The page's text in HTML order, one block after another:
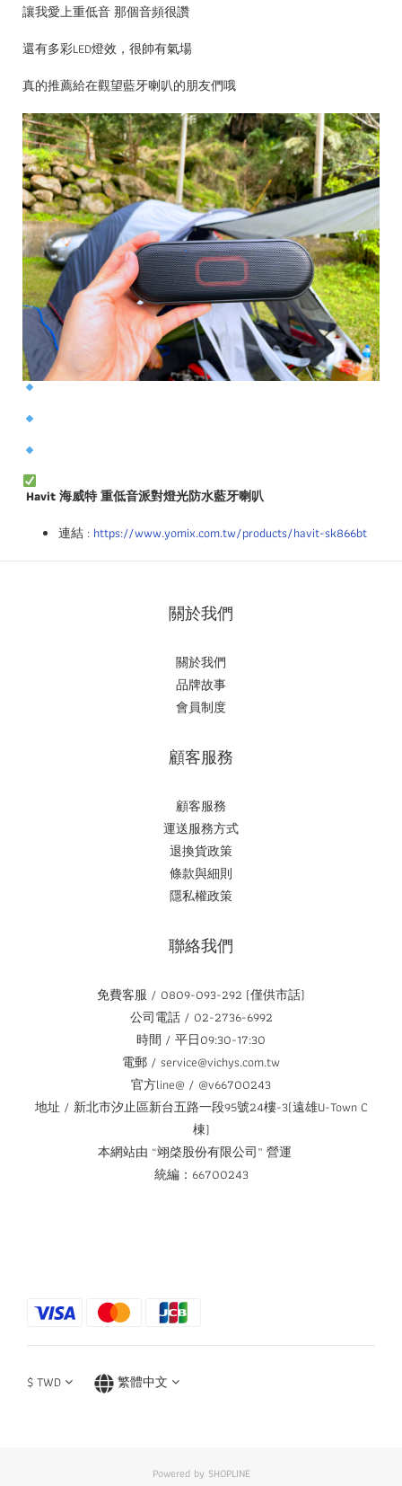
讓我愛上重低音 那個音頻很讚
還有多彩LED燈效，很帥有氣場
真的推薦給在觀望藍牙喇叭的朋友們哦
Havit 海威特 重低音派對燈光防水藍牙喇叭
連結 : https://www.yomix.com.tw/products/havit-sk866bt
關於我們
關於我們
品牌故事
會員制度
顧客服務
顧客服務
運送服務方式
退換貨政策
條款與細則
隱私權政策
聯絡我們
免費客服 / 0809-093-292 (僅供市話)
公司電話 / 02-2736-6992
時間 / 平日09:30-17:30
電郵 / service@vichys.com.tw
官方line@ / @v66700243
地址 / 新北市汐止區新台五路一段95號24樓-3(遠雄U-Town C
棟)
本網站由 “翊棨股份有限公司” 營運
統編：66700243
$TWD 繁體中文
Powered by SHOPLINE